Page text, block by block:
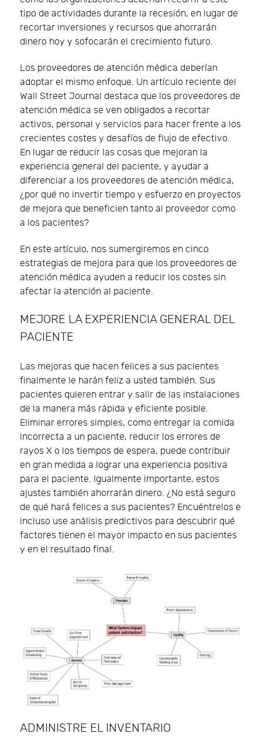
tipo de actividades durante la recesión, en lugar de
recortar inversiones y recursos que ahorrarán
dinero hoy y sofocarán el crecimiento futuro.
Los proveedores de atención médica deberían
adoptar el mismo enfoque. Un artículo reciente del
Wall Street Journal destaca que los proveedores de
atención médica se ven obligados a recortar
activos, personal y servicios para hacer frente a los
crecientes costes y desafíos de flujo de efectivo.
En lugar de reducir las cosas que mejoran la
experiencia general del paciente, y ayudar a
diferenciar a los proveedores de atención médica,
¿por qué no invertir tiempo y esfuerzo en proyectos
de mejora que beneficien tanto al proveedor como
a los pacientes?
En este artículo, nos sumergiremos en cinco
estrategias de mejora para que los proveedores de
atención médica ayuden a reducir los costes sin
afectar la atención al paciente.
MEJORE LA EXPERIENCIA GENERAL DEL
PACIENTE
Las mejoras que hacen felices a sus pacientes
finalmente le harán feliz a usted también. Sus
pacientes quieren entrar y salir de las instalaciones
de la manera más rápida y eficiente posible.
Eliminar errores simples, como entregar la comida
incorrecta a un paciente, reducir los errores de
rayos X o los tiempos de espera, puede contribuir
en gran medida a lograr una experiencia positiva
para el paciente. Igualmente importante, estos
ajustes también ahorrarán dinero. ¿No está seguro
de qué hará felices a sus pacientes? Encuéntrelos e
incluso use análisis predictivos para descubrir qué
factores tienen el mayor impacto en sus pacientes
y en el resultado final.
ADMINISTRE EL INVENTARIO